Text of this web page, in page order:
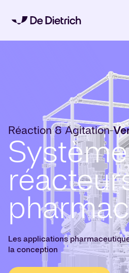
Réaction & Agitation-
Les applications
la conception